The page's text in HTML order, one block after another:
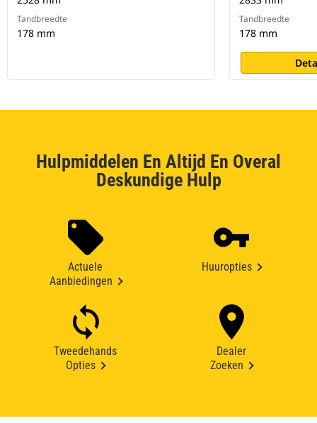
Tandbreedte
178 mm
Tandbreedte
178 mm
Hulpmiddelen En Altijd En Overal
Deskundige Hulp
Actuele
Aanbiedingen
Huuropties
Tweedehands
Opties
Dealer
Zoeken